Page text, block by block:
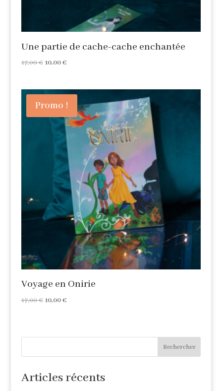
Une partie de cache-cache enchantée
17,00€ Le
était :
17,00 €.
10,00€Le
est :
10,00 €.
Promo !
Voyage en Onirie
17,00€ Le
10,00€Le
Rechercher
Articles récents